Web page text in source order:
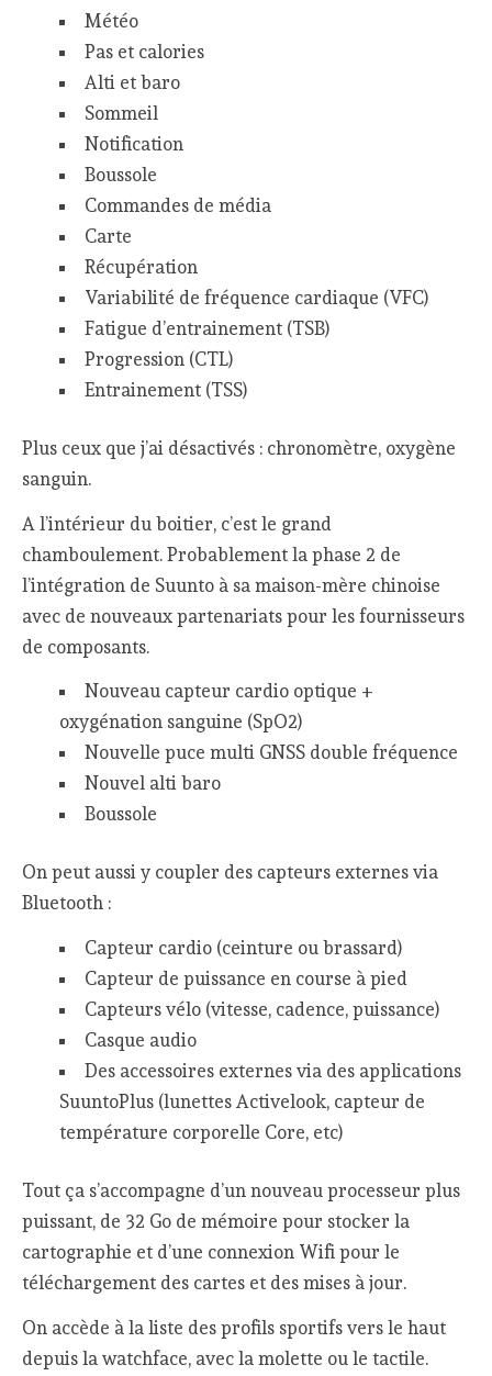
Météo
Pas et calories
Alti et baro
Sommeil
Notification
Boussole
Commandes de média
Carte
Récupération
Variabilité de fréquence cardiaque (VFC)
Fatigue d’entrainement (TSB)
Progression (CTL)
Entrainement (TSS)
Plus ceux que j’ai désactivés : chronomètre, oxygène
sanguin.
A l’intérieur du boitier, c’est le grand
chamboulement. Probablement la phase 2 de
l’intégration de Suunto à sa maison-mère chinoise
avec de nouveaux partenariats pour les fournisseurs
de composants.
Nouveau capteur cardio optique +
oxygénation sanguine (SpO2)
Nouvelle puce multi GNSS double fréquence
Nouvel alti baro
Boussole
On peut aussi y coupler des capteurs externes via
Bluetooth :
Capteur cardio (ceinture ou brassard)
Capteur de puissance en course à pied
Capteurs vélo (vitesse, cadence, puissance)
Casque audio
Des accessoires externes via des applications
SuuntoPlus (lunettes Activelook, capteur de
température corporelle Core, etc)
Tout ça s’accompagne d’un nouveau processeur plus
puissant, de 32 Go de mémoire pour stocker la
cartographie et d’une connexion Wifi pour le
téléchargement des cartes et des mises à jour.
On accède à la liste des profils sportifs vers le haut
depuis la watchface, avec la molette ou le tactile.